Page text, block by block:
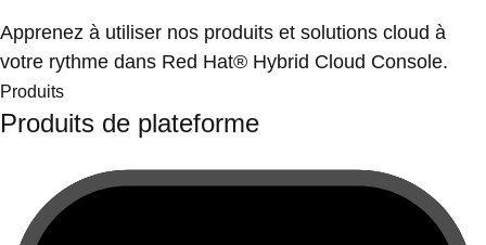
Apprenez à utiliser nos produits et solutions cloud à
votre rythme dans Red Hat® Hybrid Cloud Console.
Produits
Produits de plateforme